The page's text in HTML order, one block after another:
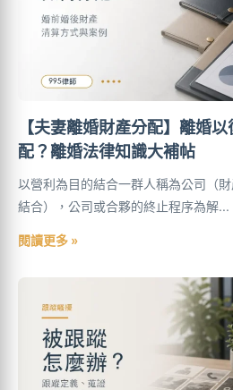
【夫妻離婚財產分配】離婚
配？離婚法律知識大補帖
以營利為目的結合一群人稱為公司（
結合），公司或合夥的終止程序為解...
閱讀更多 »